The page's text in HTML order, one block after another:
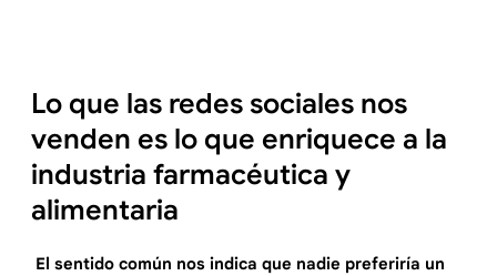
Lo que las redes sociales nos
venden es lo que enriquece a la
industria farmacéutica y
alimentaria
El sentido común nos indica que nadie preferiría un